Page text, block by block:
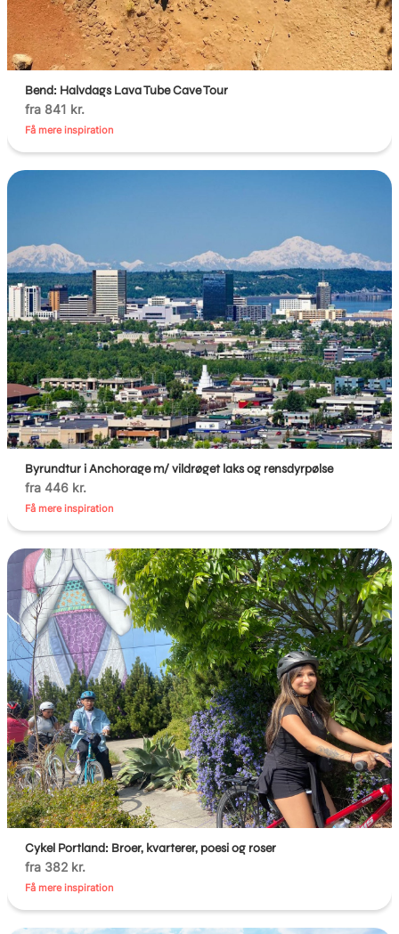
Bend: Halvdags Lava Tube Cave Tour
fra 841 kr.
Få mere inspiration
Byrundtur i Anchorage m/ vildrøget laks og rensdyrpølse
fra 446 kr.
Få mere inspiration
Cykel Portland: Broer, kvarterer, poesi og roser
fra 382 kr.
Få mere inspiration